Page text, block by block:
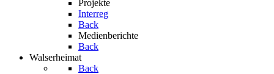
Projekte
Interreg
Back
Medienberichte
Back
Walserheimat
Back